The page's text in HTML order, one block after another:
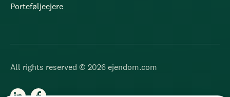
Porteføljeejere
All rights reserved © 2026 ejendom.com